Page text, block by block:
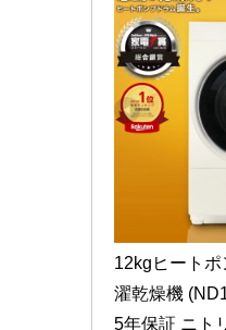
12kgヒート
濯乾燥機
5年保証 ニト